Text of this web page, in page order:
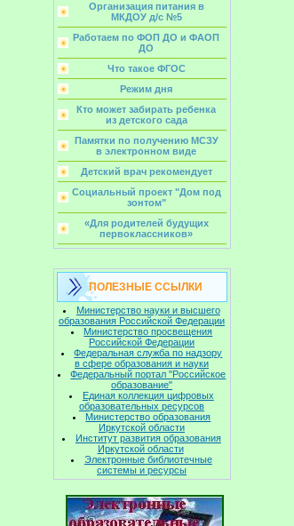
Организация питания в
МКДОУ д/с №5
Работаем по ФОП ДО и ФАОП
ДО
Что такое ФГОС
Режим дня
Кто может забирать ребенка
из детского сада
Памятки по получению МСЗУ
в электронном виде
Детский врач рекомендует
Социальный проект "Дом под
зонтом"
«Для родителей будущих
первоклассников»
ПОЛЕЗНЫЕ ССЫЛКИ
Министерство науки и высшего
образования Российской Федерации
Министерство просвещения
Российской Федерации
Федеральная служба по надзору
в сфере образования и науки
Федеральный портал "Российское
образование"
Единая коллекция цифровых
образовательных ресурсов
Министерство образования
Иркутской области
Институт развития образования
Иркутской области
Электронные библиотечные
системы и ресурсы